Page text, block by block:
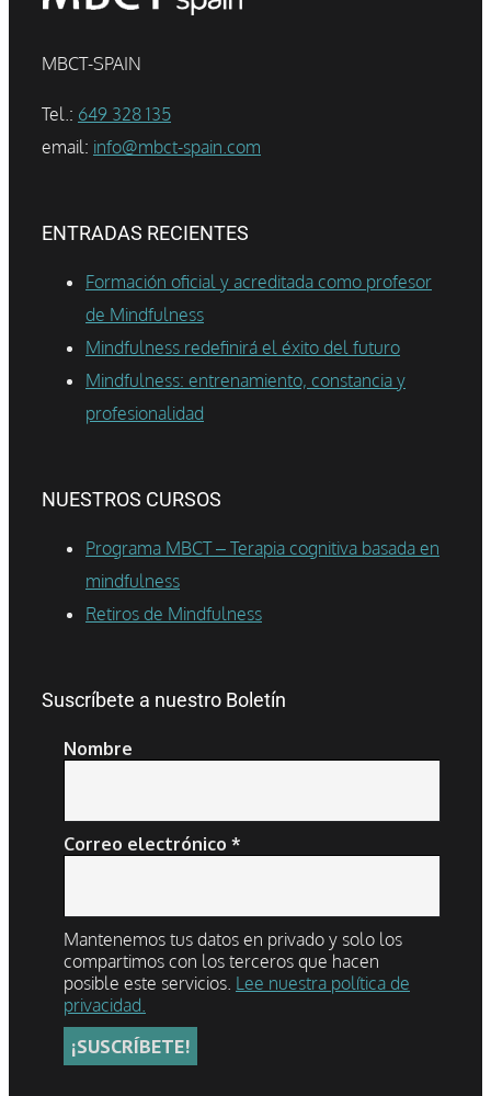
MBCT-SPAIN
Tel.: 649 328 135
email: info@mbct-spain.com
ENTRADAS RECIENTES
Formación oficial y acreditada como profesor
de Mindfulness
Mindfulness redefinirá el éxito del futuro
Mindfulness: entrenamiento, constancia y
profesionalidad
NUESTROS CURSOS
Programa MBCT – Terapia cognitiva basada en
mindfulness
Retiros de Mindfulness
Suscríbete a nuestro Boletín
Nombre
Correo electrónico *
Mantenemos tus datos en privado y solo los
compartimos con los terceros que hacen
posible este servicios. Lee nuestra política de
privacidad.